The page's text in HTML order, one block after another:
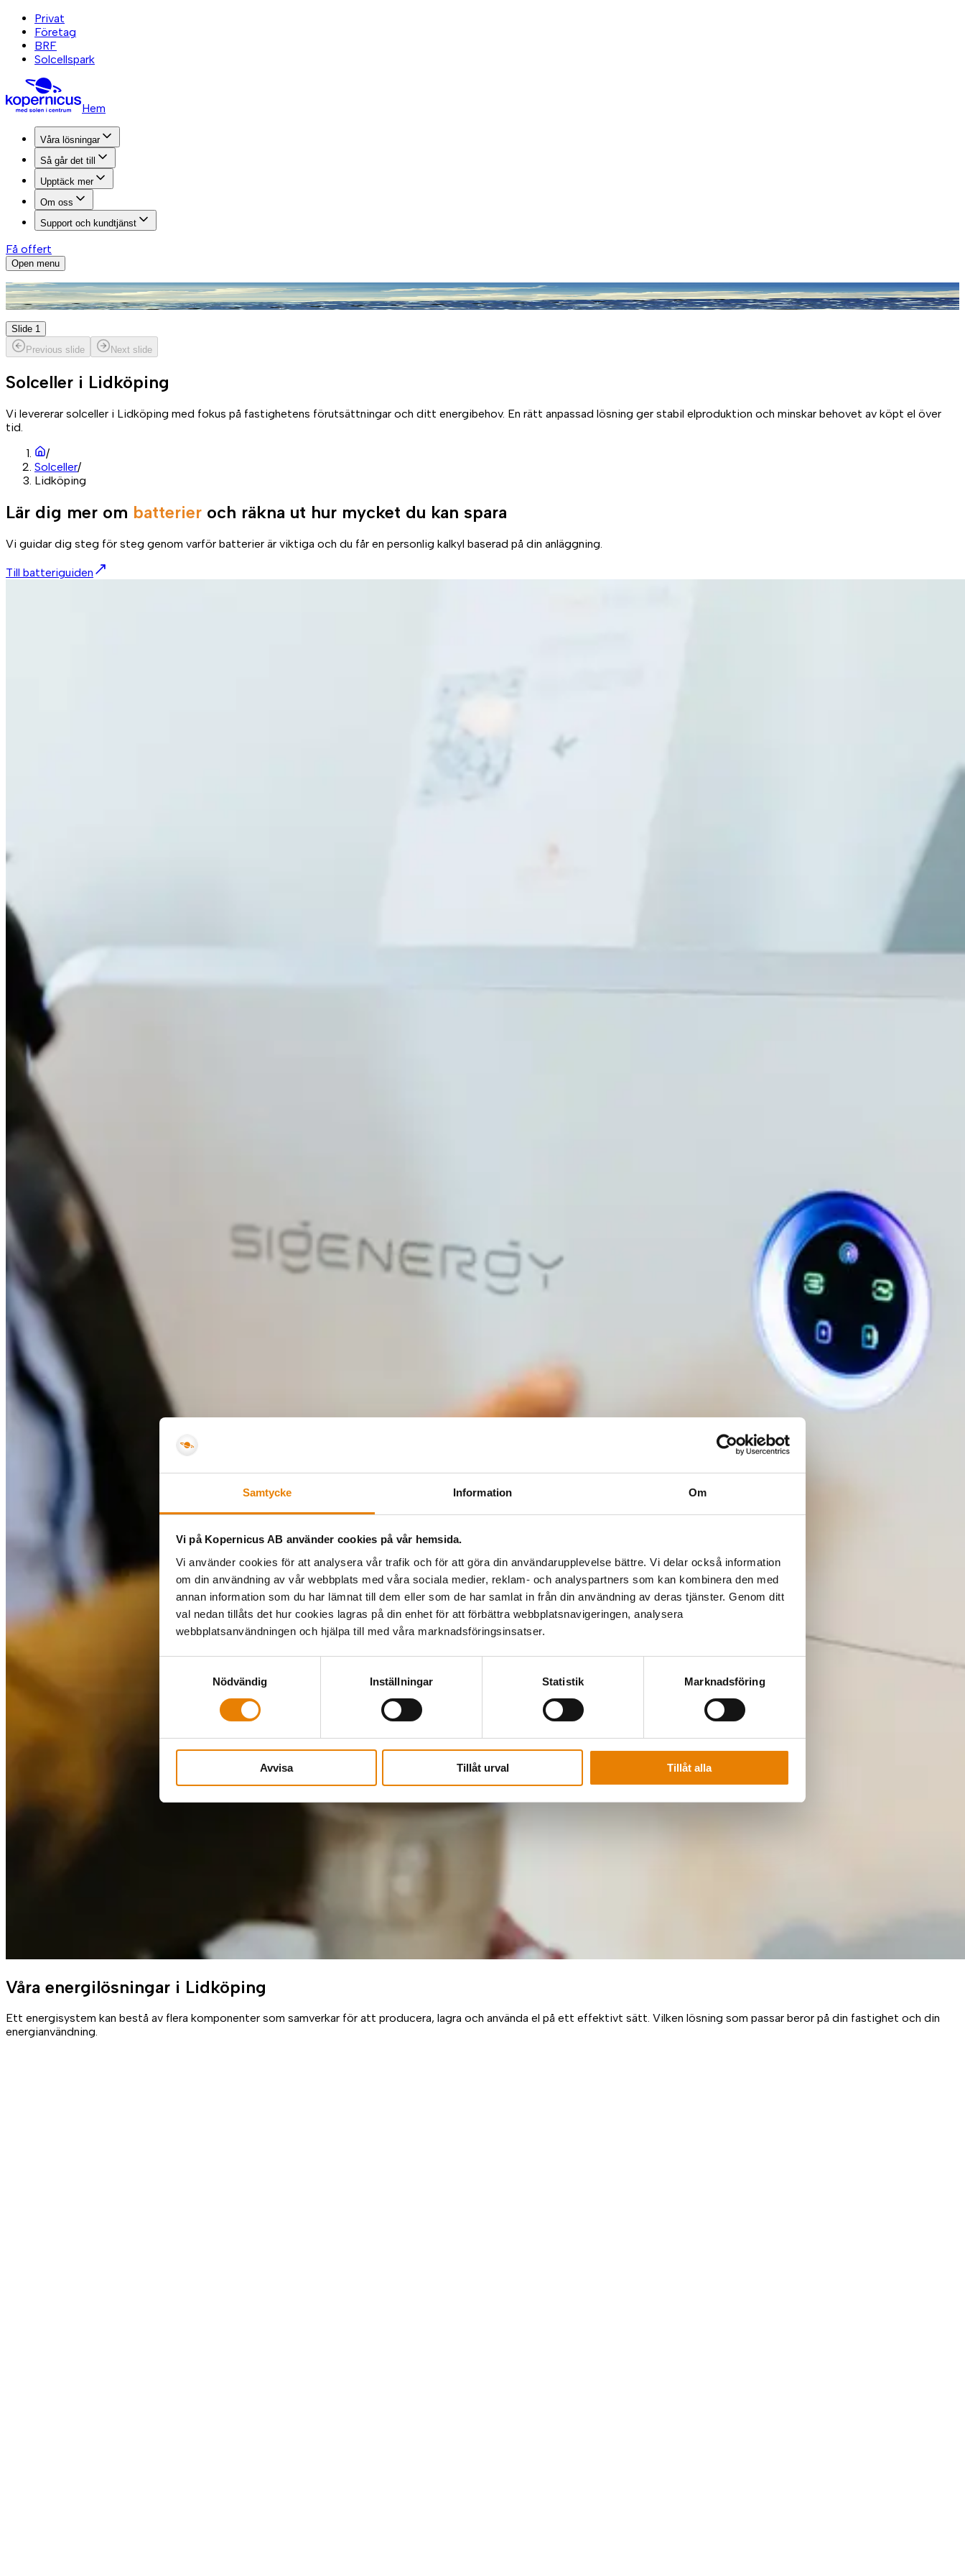
Samtycke Information Om
Vi på Kopernicus AB använder cookies på vår hemsida.
Vi använder cookies för att analysera vår trafik och för att göra din användarupplevelse bättre. Vi delar också information
om din användning av vår webbplats med våra sociala medier, reklam- och analyspartners som kan kombinera den med
annan information som du har lämnat till dem eller som de har samlat in från din användning av deras tjänster. Genom ditt
val nedan tillåts det hur cookies lagras på din enhet för att förbättra webbplatsnavigeringen, analysera
webbplatsanvändningen och hjälpa till med våra marknadsföringsinsatser.
Nödvändig
Inställningar Statistik Marknadsföring
Avvisa Tillåt urval Tillåt alla
Privat
Företag
BRF
Solcellspark
Hem
Våra lösningar
Så går det till
Upptäck mer
Om oss
Support och kundtjänst
Få offert
Open menu
Slide 1
Previous slide
Next slide
Solceller i Lidköping
Vi levererar solceller i Lidköping med fokus på fastighetens förutsättningar och ditt energibehov. En rätt anpassad lösning ger stabil elproduktion och minskar behovet av köpt el över
tid.
/
Solceller/
Lidköping
Lär dig mer om batterier och räkna ut hur mycket du kan spara
Vi guidar dig steg för steg genom varför batterier är viktiga och du får en personlig kalkyl baserad på din anläggning.
Till batteriguiden
Våra energilösningar i Lidköping
Ett energisystem kan bestå av flera komponenter som samverkar för att producera, lagra och använda el på ett effektivt sätt. Vilken lösning som passar beror på din fastighet och din
energianvändning.